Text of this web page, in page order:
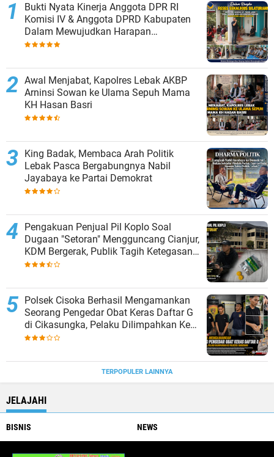
Bukti Nyata Kinerja Anggota DPR RI
Komisi IV & Anggota DPRD Kabupaten
Dalam Mewujudkan Harapan
Masyarakat
Awal Menjabat, Kapolres Lebak AKBP
Arninsi Sowan ke Ulama Sepuh Mama
KH Hasan Basri
King Badak, Membaca Arah Politik
Lebak Pasca Bergabungnya Nabil
Jayabaya ke Partai Demokrat
Pengakuan Penjual Pil Koplo Soal
Dugaan "Setoran" Mengguncang Cianjur,
KDM Bergerak, Publik Tagih Ketegasan
Polda Jabar
Polsek Cisoka Berhasil Mengamankan
Seorang Pengedar Obat Keras Daftar G
di Cikasungka, Pelaku Dilimpahkan Ke
Polresta Tangerang
TERPOPULER LAINNYA
JELAJAHI
BISNIS NEWS